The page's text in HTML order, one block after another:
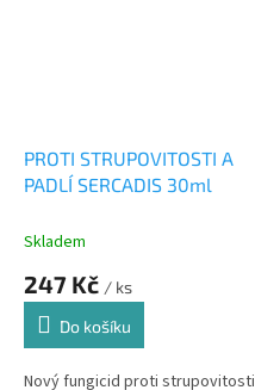
PROTI STRUPOVITOSTI A
PADLÍ SERCADIS 30ml
Skladem
247 Kč / ks
Do košíku
Nový fungicid proti strupovitosti